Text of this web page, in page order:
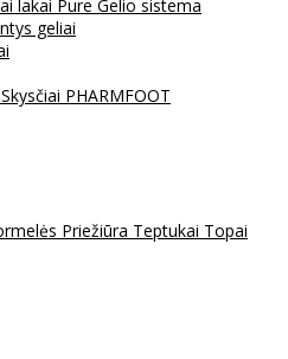
lakai Pure Gelio sistema
geliai
PHARMFOOT
Priežiūra Teptukai Topai